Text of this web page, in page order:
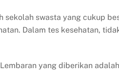
swasta yang cukup
Dalam tes kesehatan,
yang diberikan